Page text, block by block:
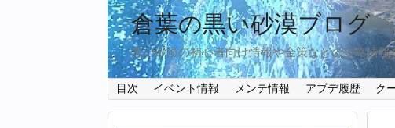
倉葉の黒い砂漠ブログ
黒い砂漠の初心者向け情報や金策などの攻略情報
目次 イベント情報 メンテ情報 アプデ履歴 ク